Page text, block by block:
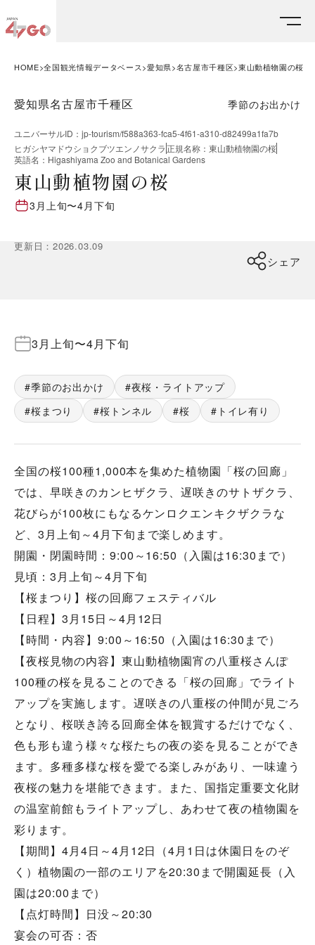
HOME 全国観光情報データベース 愛知県 名古屋市千種区 東山動植物園の桜
愛知県名古屋市千種区 季節のお出かけ
ユニバーサルID ： jp-tourism/f588a363-fca5-4f61-a310-d82499a1fa7b
ヒガシヤマドウショクブツエンノサクラ正規名称 ： 東山動植物園の桜
英語名 ： Higashiyama Zoo and Botanical Gardens
東山動植物園の桜
3月上旬〜4月下旬
更新日 ：2026.03.09
シェア
3月上旬〜4月下旬
季節のお出かけ
夜桜・ライトアップ
桜まつり
桜トンネル 桜 トイレ有り
全国の桜100種1,000本を集めた植物園「桜の回廊」
では、早咲きのカンヒザクラ、遅咲きのサトザクラ、
花びらが100枚にもなるケンロクエンキクザクラな
ど、3月上旬～4月下旬まで楽しめます。
開園・閉園時間：9:00～16:50（入園は16:30まで）
見頃：3月上旬～4月下旬
【桜まつり】桜の回廊フェスティバル
【日程】3月15日～4月12日
【時間・内容】9:00～16:50（入園は16:30まで）
【夜桜見物の内容】東山動植物園宵の八重桜さんぽ
100種の桜を見ることのできる「桜の回廊」でライト
アップを実施します。遅咲きの八重桜の仲間が見ごろ
となり、桜咲き誇る回廊全体を観賞するだけでなく、
色も形も違う様々な桜たちの夜の姿を見ることができ
ます。多種多様な桜を愛でる楽しみがあり、一味違う
夜桜の魅力を堪能できます。また、国指定重要文化財
の温室前館もライトアップし、あわせて夜の植物園を
彩ります。
【期間】4月4日～4月12日（4月1日は休園日をのぞ
く）植物園の一部のエリアを20:30まで開園延長（入
園は20:00まで）
【点灯時間】日没～20:30
宴会の可否：否